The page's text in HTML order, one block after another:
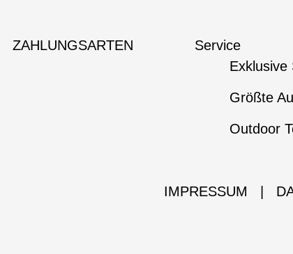
ZAHLUNGSARTEN
Service
Exklusive
Größte
Outdoor
IMPRESSUM